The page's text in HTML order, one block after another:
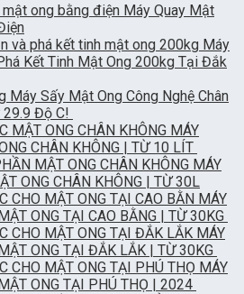
Máy Quay Mật
Máy
Kết Tinh Mật Ong 200kg Tại Đắk
Máy Sấy Mật Ong Công Nghệ Chân
29.9 Độ C!
MÁY
CHÂN KHÔNG | TỪ 10 LÍT
MÁY
ONG CHÂN KHÔNG | TỪ 30L
MÁY
ONG TẠI CAO BẰNG | TỪ 30KG
MÁY
ONG TẠI ĐẮK LẮK | TỪ 30KG
MÁY
ONG TẠI PHÚ THỌ | 2024